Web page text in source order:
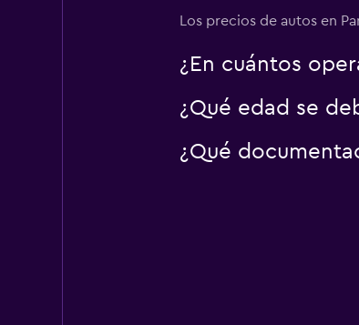
Los precios de autos en
¿En cuántos
¿Qué edad se
¿Qué